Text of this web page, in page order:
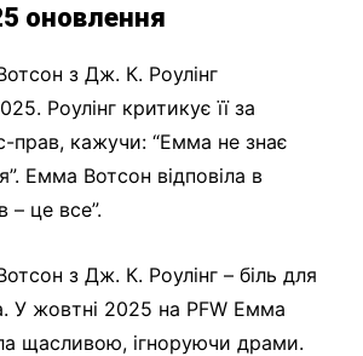
оновлення
з Дж. К. Роулінг
Роулінг критикує її за
прав, кажучи: “Емма не знає
Емма Вотсон відповіла в
– це все”.
з Дж. К. Роулінг – біль для
У жовтні 2025 на PFW Емма
щасливою, ігноруючи драми.